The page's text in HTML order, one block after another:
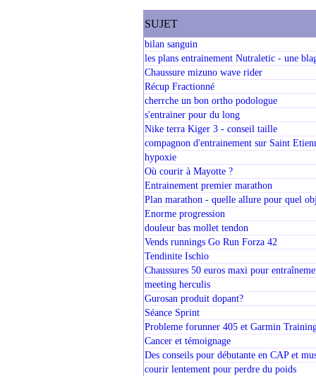
SUJET
bilan sanguin
les plans entrainement Nutraletic - une
Chaussure mizuno wave rider
Récup Fractionné
cherrche un bon ortho podologue
s'entrainer pour du long
Nike terra Kiger 3 - conseil taille
compagnon d'entrainement sur Saint
hypoxie
Où courir à Mayotte ?
Entrainement premier marathon
Plan marathon - quelle allure pour quel
Enorme progression
douleur bas mollet tendon
Vends runnings Go Run Forza 42
Tendinite Ischio
Chaussures 50 euros maxi pour
meeting herculis
Gurosan produit dopant?
Séance Sprint
Probleme forunner 405 et Garmin
Cancer et témoignage
Des conseils pour débutante en CAP et
courir lentement pour perdre du poids